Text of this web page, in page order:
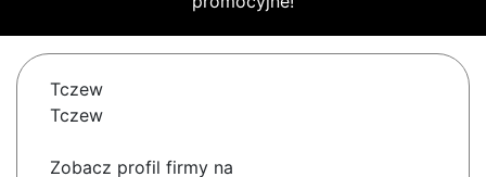
Tczew
Tczew
Zobacz profil firmy na